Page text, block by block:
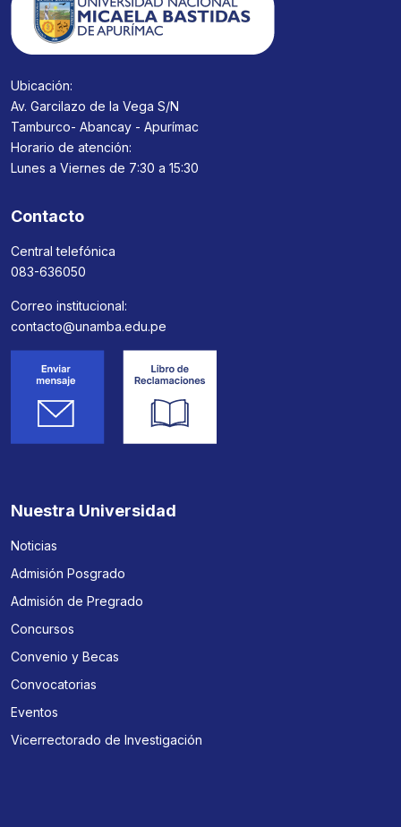
Ubicación:
Av. Garcilazo de la Vega S/N
Tamburco- Abancay - Apurímac
Horario de atención:
Lunes a Viernes de 7:30 a 15:30
Contacto
Central telefónica
083-636050
Correo institucional:
contacto@unamba.edu.pe
Nuestra Universidad
Noticias
Admisión Posgrado
Admisión de Pregrado
Concursos
Convenio y Becas
Convocatorias
Eventos
Vicerrectorado de Investigación